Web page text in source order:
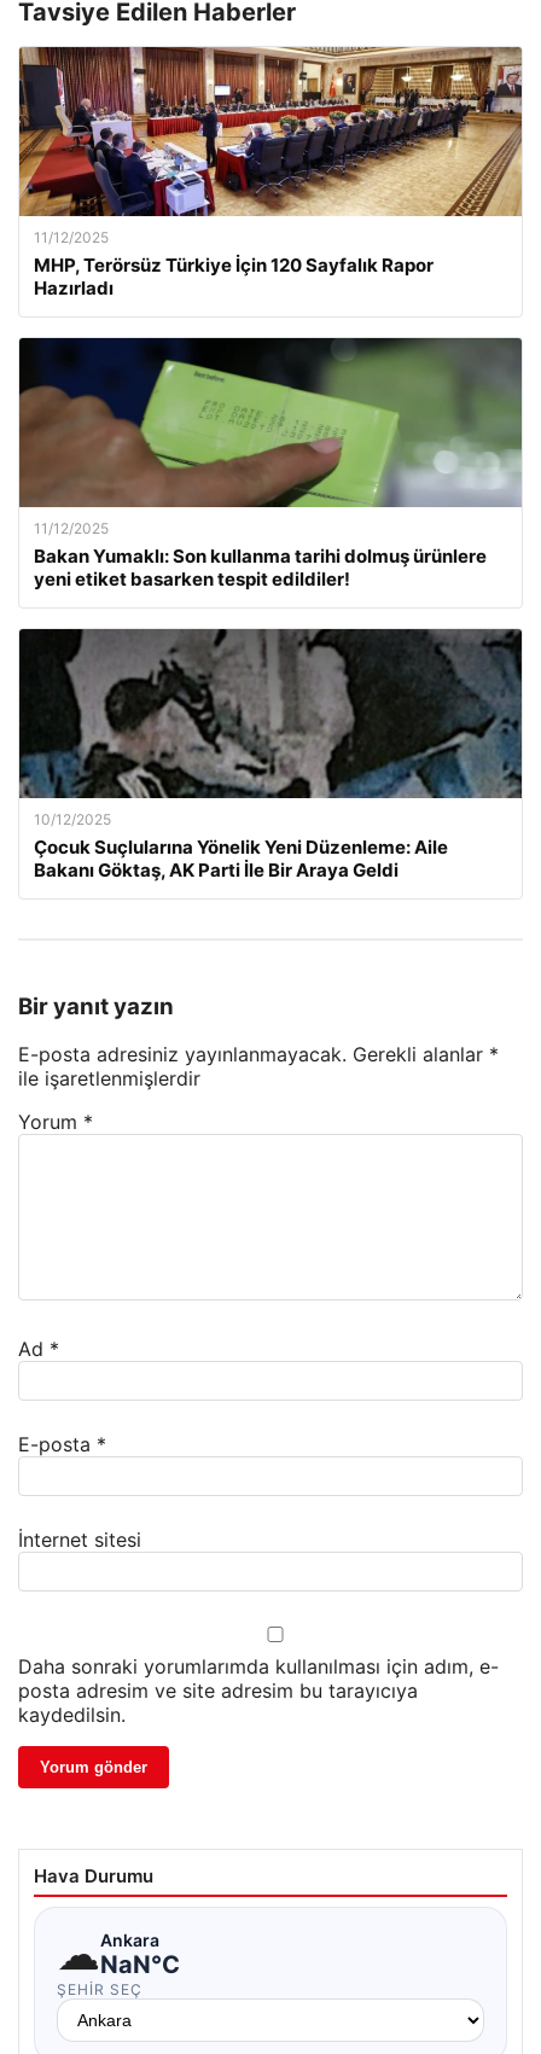
Tavsiye Edilen Haberler
11/12/2025
MHP, Terörsüz Türkiye İçin 120 Sayfalık Rapor
Hazırladı
11/12/2025
Bakan Yumaklı: Son kullanma tarihi dolmuş ürünlere
yeni etiket basarken tespit edildiler!
10/12/2025
Çocuk Suçlularına Yönelik Yeni Düzenleme: Aile
Bakanı Göktaş, AK Parti İle Bir Araya Geldi
Bir yanıt yazın
E-posta adresiniz yayınlanmayacak. Gerekli alanlar *
ile işaretlenmişlerdir
Yorum *
Ad *
E-posta *
İnternet sitesi
Daha sonraki yorumlarımda kullanılması için adım, e-
posta adresim ve site adresim bu tarayıcıya
kaydedilsin.
Hava Durumu
☁Ankara
NaN°C
ŞEHIR SEÇ